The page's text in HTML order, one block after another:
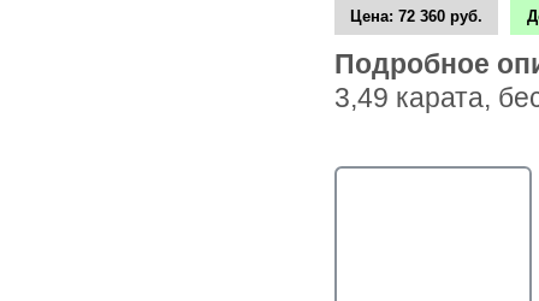
Цена:72 360 руб.
Подробное
3,49 карата,